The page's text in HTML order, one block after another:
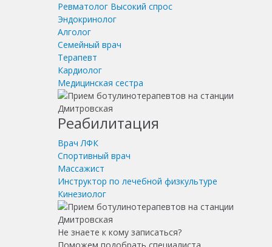
Ревматолог Высокий спрос
Эндокринолог
Алголог
Семейный врач
Терапевт
Кардиолог
Медицинская сестра
Реабилитация
Врач ЛФК
Спортивный врач
Массажист
Инструктор по лечебной физкультуре
Кинезиолог
Не знаете к кому записаться?